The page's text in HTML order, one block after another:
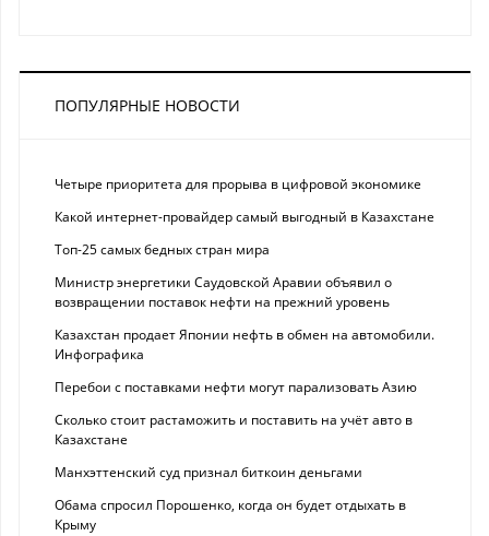
ПОПУЛЯРНЫЕ НОВОСТИ
Четыре приоритета для прорыва в цифровой экономике
Какой интернет-провайдер самый выгодный в Казахстане
Топ-25 самых бедных стран мира
Министр энергетики Саудовской Аравии объявил о
возвращении поставок нефти на прежний уровень
Казахстан продает Японии нефть в обмен на автомобили.
Инфографика
Перебои с поставками нефти могут парализовать Азию
Сколько стоит растаможить и поставить на учёт авто в
Казахстане
Манхэттенский суд признал биткоин деньгами
Обама спросил Порошенко, когда он будет отдыхать в
Крыму